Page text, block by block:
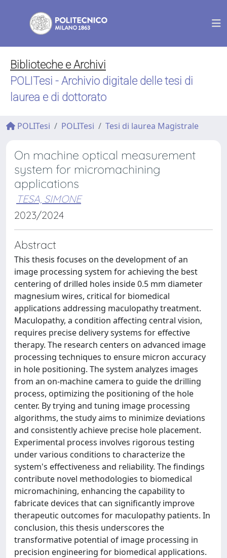
Biblioteche e Archivi
POLITesi - Archivio digitale delle tesi di
laurea e di dottorato
POLITesi POLITesi Tesi di laurea Magistrale
On machine optical measurement
system for micromachining
applications
TESA, SIMONE
2023/2024
Abstract
This thesis focuses on the development of an
image processing system for achieving the best
centering of drilled holes inside 0.5 mm diameter
magnesium wires, critical for biomedical
applications addressing maculopathy treatment.
Maculopathy, a condition affecting central vision,
requires precise delivery systems for effective
therapy. The research centers on advanced image
processing techniques to ensure micron accuracy
in hole positioning. The system analyzes images
from an on-machine camera to guide the drilling
process, optimizing the positioning of the hole
center. By trying and tuning image processing
algorithms, the study aims to minimize deviations
and consistently achieve precise hole placement.
Experimental process involves rigorous testing
under various conditions to characterize the
system's effectiveness and reliability. The findings
contribute novel methodologies to biomedical
micromachining, enhancing the capability to
fabricate devices that can significantly improve
therapeutic outcomes for maculopathy patients. In
conclusion, this thesis underscores the
transformative potential of image processing in
precision engineering for biomedical applications.